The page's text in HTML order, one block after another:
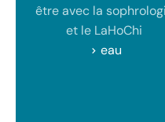
être avec la
et le LaHoChi
eau